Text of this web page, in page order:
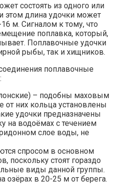
состоять из одного или
этом длина удочки может
м. Сигналом к тому, что
поплавка, который,
Поплавочные удочки
рыбы, так и хищников.
поплавочные
– подобны маховым
от них кольца установлены
удочки предназначены
на водоёмах с течением
слое воды, не
спросом в основном
поскольку стоят гораздо
виды данной группы.
озёрах в 20-25 м от берега.